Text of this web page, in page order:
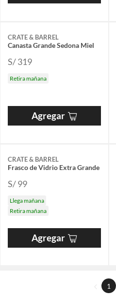
CRATE & BARREL
Canasta Grande Sedona Miel
S/ 319
Retira mañana
Agregar
CRATE & BARREL
Frasco de Vidrio Extra Grande
S/ 99
Llega mañana
Retira mañana
Agregar
1